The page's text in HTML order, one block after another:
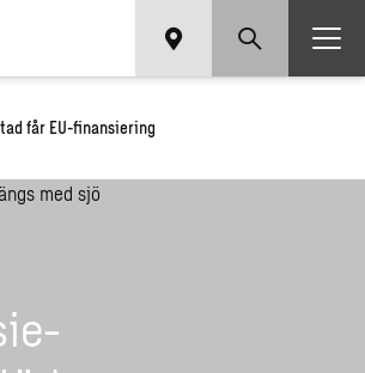
får EU-finansiering